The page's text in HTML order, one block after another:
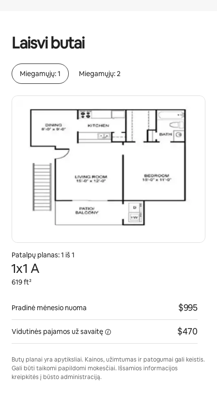
Laisvi butai
Miegamųjų: 1 Miegamųjų: 2
Patalpų planas: 1 iš 1
1x1 A
619 ft²
Pradinė mėnesio nuoma $995
Vidutinės pajamos už savaitę $470
Butų planai yra apytiksliai. Kainos, užimtumas ir patogumai gali keistis.
Gali būti taikomi papildomi mokesčiai. Išsamios informacijos
kreipkitės į būsto administraciją.